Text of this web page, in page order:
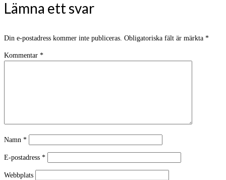
Lämna ett svar
Din e-postadress kommer inte publiceras. Obligatoriska fält är märkta *
Kommentar *
Namn *
E-postadress *
Webbplats